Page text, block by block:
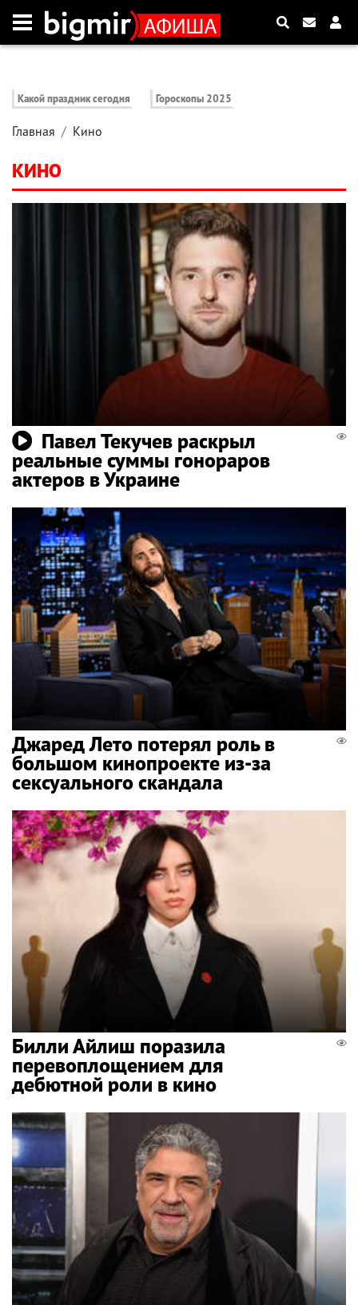
Какой праздник сегодня Гороскопы 2025
Главная Кино
КИНО
Павел Текучев раскрыл
реальные суммы гонораров
актеров в Украине
Джаред Лето потерял роль в
большом кинопроекте из-за
сексуального скандала
Билли Айлиш поразила
перевоплощением для
дебютной роли в кино